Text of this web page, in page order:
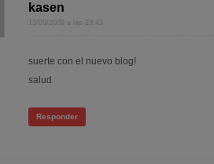
kasen
13/09/2009 a las 23:43
suerte con el nuevo blog!
salud
Responder